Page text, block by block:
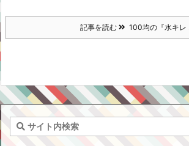
記事を読む 100均の『水キレ